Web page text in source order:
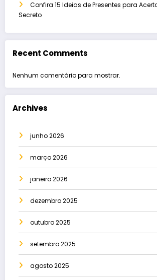
Confira 15 Ideias de Presentes para
Secreto
Recent Comments
Nenhum comentário para mostrar.
Archives
junho 2026
março 2026
janeiro 2026
dezembro 2025
outubro 2025
setembro 2025
agosto 2025